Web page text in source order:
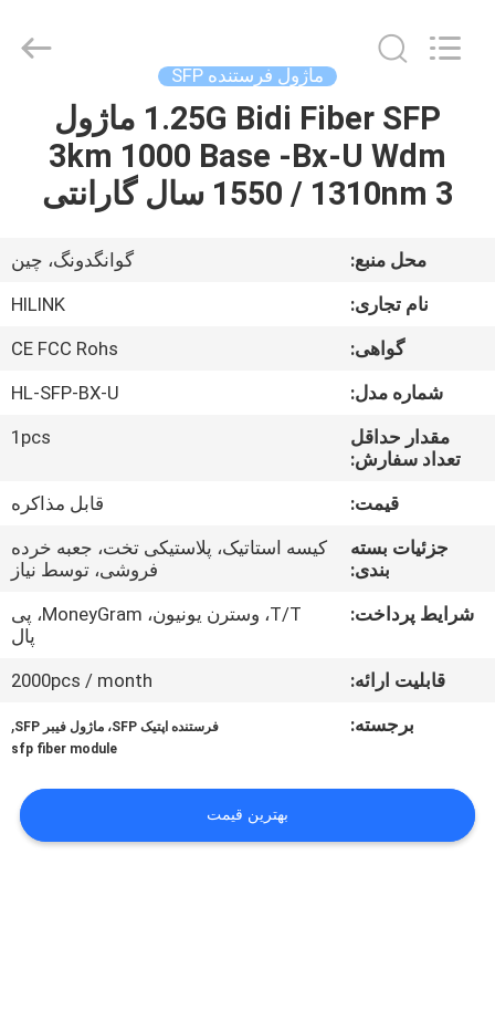
خونه
محصولات
درباره
کارخانه
کنترل
ما
بگیرید
پرونده
Technology
Co.,Ltd..
ماژول فرستنده SFP
1.25G Bidi Fiber SFP ماژول
3km 1000 Base -Bx-U Wdm
1550 / 1310nm 3 سال گارانتی
محل منبع:
گوانگدونگ، چین
نام تجاری:
HILINK
گواهی:
CE FCC Rohs
شماره مدل:
HL-SFP-BX-U
مقدار حداقل
تعداد سفارش:
1pcs
قیمت:
قابل مذاکره
جزئیات بسته
بندی:
کیسه استاتیک، پلاستیکی تخت، جعبه خرده
فروشی، توسط نیاز
شرایط پرداخت:
T/T، وسترن یونیون، MoneyGram، پی
پال
قابلیت ارائه:
2000pcs / month
برجسته:
فرستنده اپتیک SFP، ماژول فیبر SFP ,
sfp fiber module
بهترین قیمت